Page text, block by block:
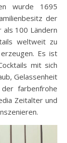
wurde 1695
der
als 100 Ländern
weltweit zu
Es ist
mit sich
Gelassenheit
farbenfrohe
Zeitalter und